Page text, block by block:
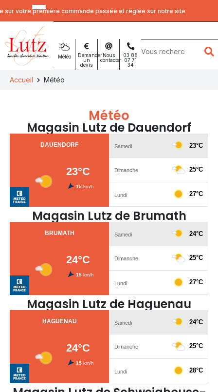
votre première commande passée et réglée sur notre site
Météo
Demander
un
devis
Nous
contacter
03 88
07 71
34
clés
:
Accueil Météo
Météo
Magasin Lutz de Dauendorf
Magasin Lutz de Brumath
Magasin Lutz de Haguenau
Panneau de gestion des cookies